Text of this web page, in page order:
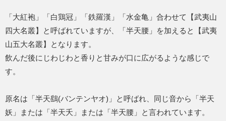
「大紅袍」「白鶏冠」「鉄羅漢」「水金亀」合わせて【武夷山
四大名叢】と呼ばれていますが、「半天腰」を加えると【武夷
山五大名叢】となります。
飲んだ後にじわじわと香りと甘みが口に広がるような感じで
す。
原名は「半天鷂(バンテンヤオ)」と呼ばれ、同じ音から「半天
妖」または「半天夭」または「半天腰」と言われています。